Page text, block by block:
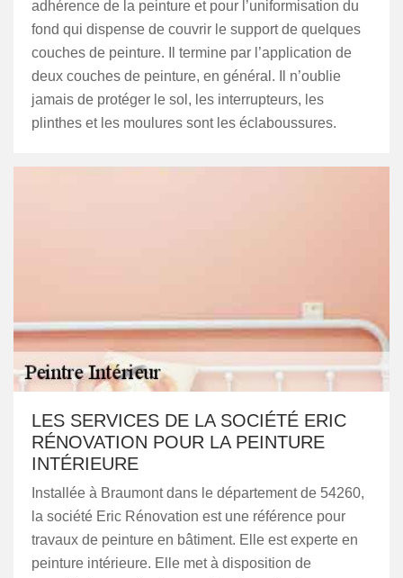
adhérence de la peinture et pour l’uniformisation du
fond qui dispense de couvrir le support de quelques
couches de peinture. Il termine par l’application de
deux couches de peinture, en général. Il n’oublie
jamais de protéger le sol, les interrupteurs, les
plinthes et les moulures sont les éclaboussures.
LES SERVICES DE LA SOCIÉTÉ ERIC
RÉNOVATION POUR LA PEINTURE
INTÉRIEURE
Installée à Braumont dans le département de 54260,
la société Eric Rénovation est une référence pour
travaux de peinture en bâtiment. Elle est experte en
peinture intérieure. Elle met à disposition de